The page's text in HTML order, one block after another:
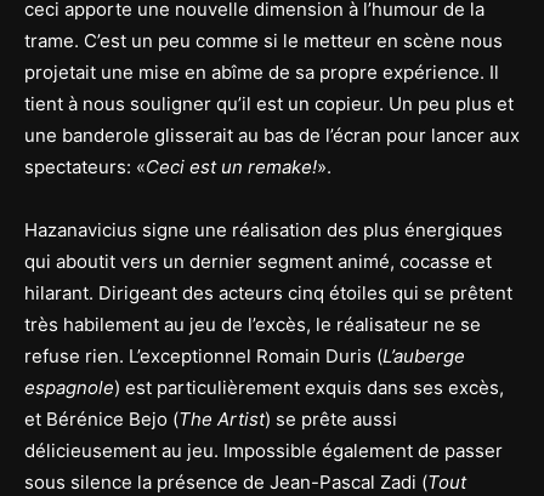
ceci apporte une nouvelle dimension à l’humour de la
trame. C’est un peu comme si le metteur en scène nous
projetait une mise en abîme de sa propre expérience. Il
tient à nous souligner qu’il est un copieur. Un peu plus et
une banderole glisserait au bas de l’écran pour lancer aux
spectateurs: «Ceci est un remake!».
Hazanavicius signe une réalisation des plus énergiques
qui aboutit vers un dernier segment animé, cocasse et
hilarant. Dirigeant des acteurs cinq étoiles qui se prêtent
très habilement au jeu de l’excès, le réalisateur ne se
refuse rien. L’exceptionnel Romain Duris (L’auberge
espagnole) est particulièrement exquis dans ses excès,
et Bérénice Bejo (The Artist) se prête aussi
délicieusement au jeu. Impossible également de passer
sous silence la présence de Jean-Pascal Zadi (Tout